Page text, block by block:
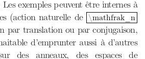
exemples peuvent être internes à
(action naturelle de \mathfrak_n
\mathfrak_n
par translation ou par conjugaison,
d’emprunter aussi à d’autres
des anneaux, des espaces de